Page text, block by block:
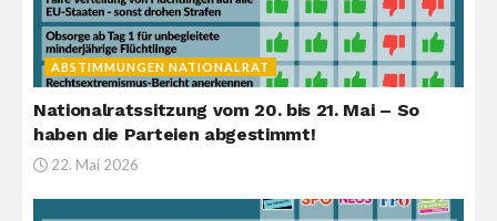
ABSTIMMUNGEN NATIONALRAT
Nationalratssitzung vom 20. bis 21. Mai – So
haben die Parteien abgestimmt!
22. Mai 2026